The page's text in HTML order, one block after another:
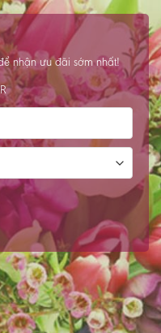
nhận ưu đãi sớm nhất!